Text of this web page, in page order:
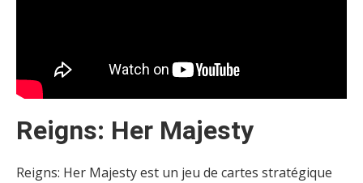
Reigns: Her Majesty
Reigns: Her Majesty est un jeu de cartes stratégique